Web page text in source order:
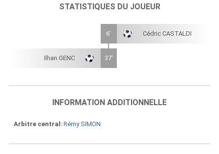
STATISTIQUES DU JOUEUR
6' Cédric CASTALDI
Ilhan GENC 37'
INFORMATION ADDITIONNELLE
Arbitre central Rémy SIMON